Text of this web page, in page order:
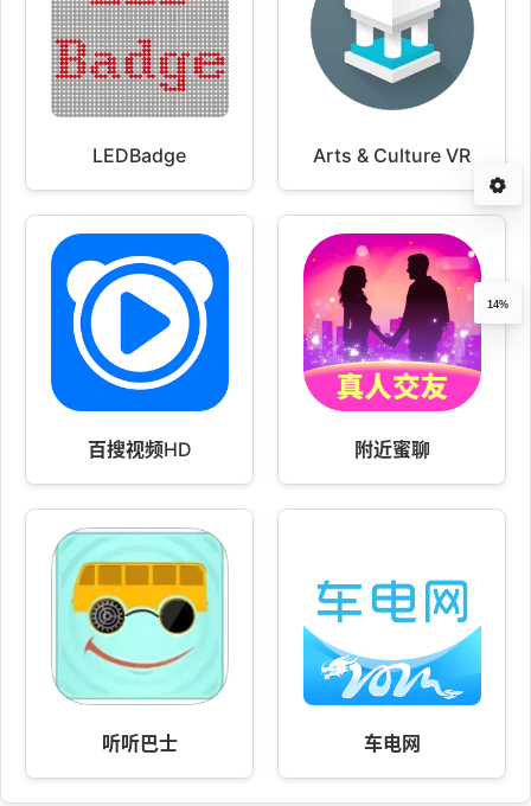
LEDBadge Arts & Culture VR
百搜视频HD 附近蜜聊
听听巴士 车电网
14%